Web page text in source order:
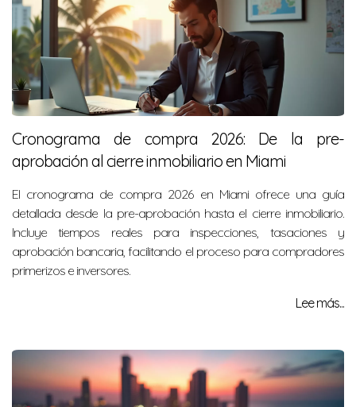
Cronograma de compra 2026: De la pre-
aprobación al cierre inmobiliario en Miami
El cronograma de compra 2026 en Miami ofrece una guía
detallada desde la pre-aprobación hasta el cierre inmobiliario.
Incluye tiempos reales para inspecciones, tasaciones y
aprobación bancaria, facilitando el proceso para compradores
primerizos e inversores.
Lee más...